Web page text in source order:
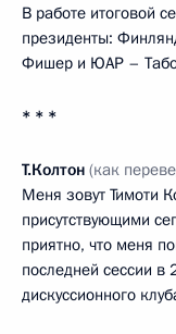
В работе итоговой
президенты:
Фишер и ЮАР –
* * *
Т.Колтон (как
Меня зовут Тимоти
присутствующими
приятно, что меня
последней сессии в
дискуссионного